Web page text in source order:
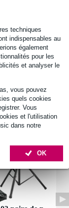
techniques
indispensables au
également
pour les
et analyser le
vous pouvez
quels cookies
Vous
et l'utilisation
dans notre
OK